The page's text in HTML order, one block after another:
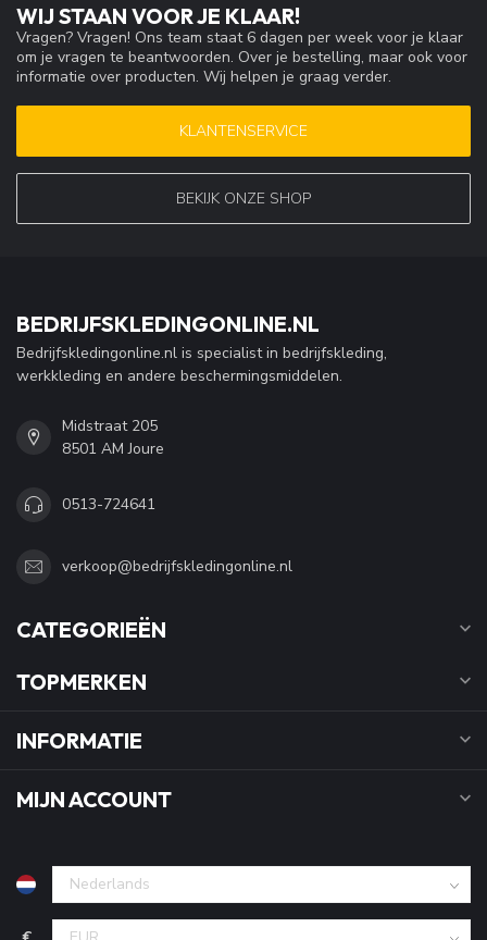
WIJ STAAN VOOR JE KLAAR!
Vragen? Vragen! Ons team staat 6 dagen per week voor je klaar
om je vragen te beantwoorden. Over je bestelling, maar ook voor
informatie over producten. Wij helpen je graag verder.
KLANTENSERVICE
BEKIJK ONZE SHOP
BEDRIJFSKLEDINGONLINE.NL
Bedrijfskledingonline.nl is specialist in bedrijfskleding,
werkkleding en andere beschermingsmiddelen.
Midstraat 205
8501 AM Joure
0513-724641
verkoop@bedrijfskledingonline.nl
CATEGORIEËN
TOPMERKEN
INFORMATIE
MIJN ACCOUNT